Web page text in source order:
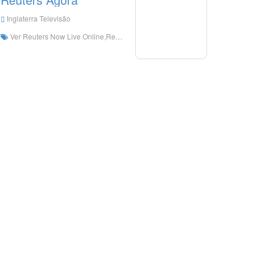
Inglaterra Televisão
Ver Reuters Now Live Online,Reuters Now HD Live Streaning,Reuters Now Watch Live TV from England